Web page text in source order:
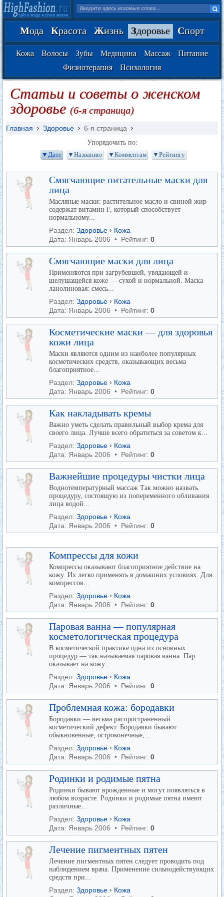
Мода Красота Жизнь Здоровье Спорт
Кожа Волосы Зубы Медицина Массаж
Питание
Физиотерапия
Психология
Статьи и советы о женском
здоровье (6-я страница)
Главная Здоровье 6-я страница
Упорядочить по:
▼Дате
▼Названию ▼Комментам ▼Рейтингу
Смягчающие питательные маски для
лица
Масляные маски: растительное масло и свиной жир
содержат витамин F, который способствует
нормальному...
Раздел: Здоровье › Кожа
Дата: Январь 2006 • Рейтинг: 0
Смягчающие маски для лица
Применяются при загрубевшей, увядающей и
шелушащейся коже — сухой и нормальной. Маска
ланолиновая: смесь...
Раздел: Здоровье › Кожа
Дата: Январь 2006 • Рейтинг: 0
Косметические маски — для здоровья
кожи лица
Маски являются одним из наиболее популярных
косметических средств, оказывающих весьма
благоприятное...
Раздел: Здоровье › Кожа
Дата: Январь 2006 • Рейтинг: 0
Как накладывать кремы
Важно уметь сделать правильный выбор крема для
своего лица. Лучше всего обратиться за советом к...
Раздел: Здоровье › Кожа
Дата: Январь 2006 • Рейтинг: 0
Важнейшие процедуры чистки лица
Воднотемпературный массаж Так можно назвать
процедуру, состоящую из попеременного обливания
лица водой...
Раздел: Здоровье › Кожа
Дата: Январь 2006 • Рейтинг: 0
Компрессы для кожи
Компрессы оказывают благоприятное действие на
кожу. Их легко применять в домашних условиях. Для
компрессов...
Раздел: Здоровье › Кожа
Дата: Январь 2006 • Рейтинг: 0
Паровая ванна — популярная
косметологическая процедура
В косметической практике одна из основных
процедур — так называемая паровая ванна. Пар
оказывает на кожу...
Раздел: Здоровье › Кожа
Дата: Январь 2006 • Рейтинг: 0
Проблемная кожа: бородавки
Бородавки — весьма распространенный
косметический дефект. Бородавки бывают
обыкновенные, остроконечные,...
Раздел: Здоровье › Кожа
Дата: Январь 2006 • Рейтинг: 0
Родинки и родимые пятна
Родинки бывают врожденные и могут появляться в
любом возрасте. Родинки и родимые пятна имеют
различные...
Раздел: Здоровье › Кожа
Дата: Январь 2006 • Рейтинг: 0
Лечение пигментных пятен
Лечение пигментных пятен следует проводить под
наблюдением врача. Применение сильнодействующих
средств при...
Раздел: Здоровье › Кожа